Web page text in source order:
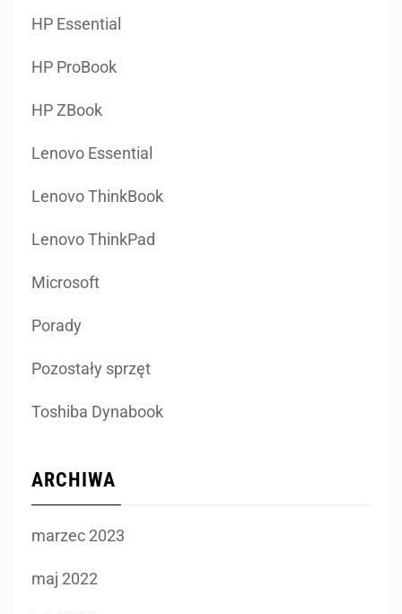
HP Essential
HP ProBook
HP ZBook
Lenovo Essential
Lenovo ThinkBook
Lenovo ThinkPad
Microsoft
Porady
Pozostały sprzęt
Toshiba Dynabook
ARCHIWA
marzec 2023
maj 2022